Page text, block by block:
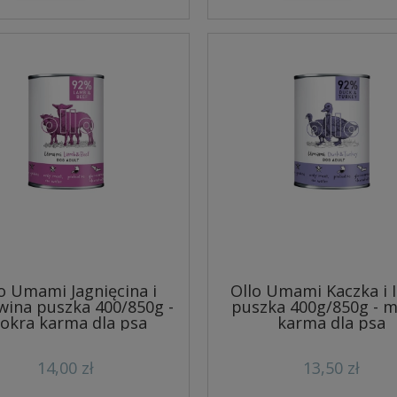
Umami Jagnięcina i
puszka 400/850g -
karma dla psa
14,00 zł
Ollo Umami Kaczka i
puszka 400g/850g -
karma dla psa
13,50 zł